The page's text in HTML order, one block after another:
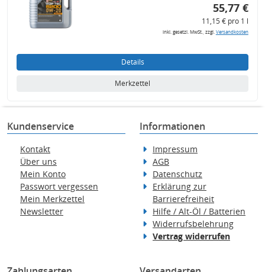
55,77 €
11,15 € pro 1 l
inkl. gesetzl. MwSt., zzgl.Versandkosten
Details
Merkzettel
Kundenservice
Kontakt
Über uns
Mein Konto
Passwort vergessen
Mein Merkzettel
Newsletter
Informationen
Impressum
AGB
Datenschutz
Erklärung zur
Barrierefreiheit
Hilfe / Alt-Öl / Batterien
Widerrufsbelehrung
Vertrag widerrufen